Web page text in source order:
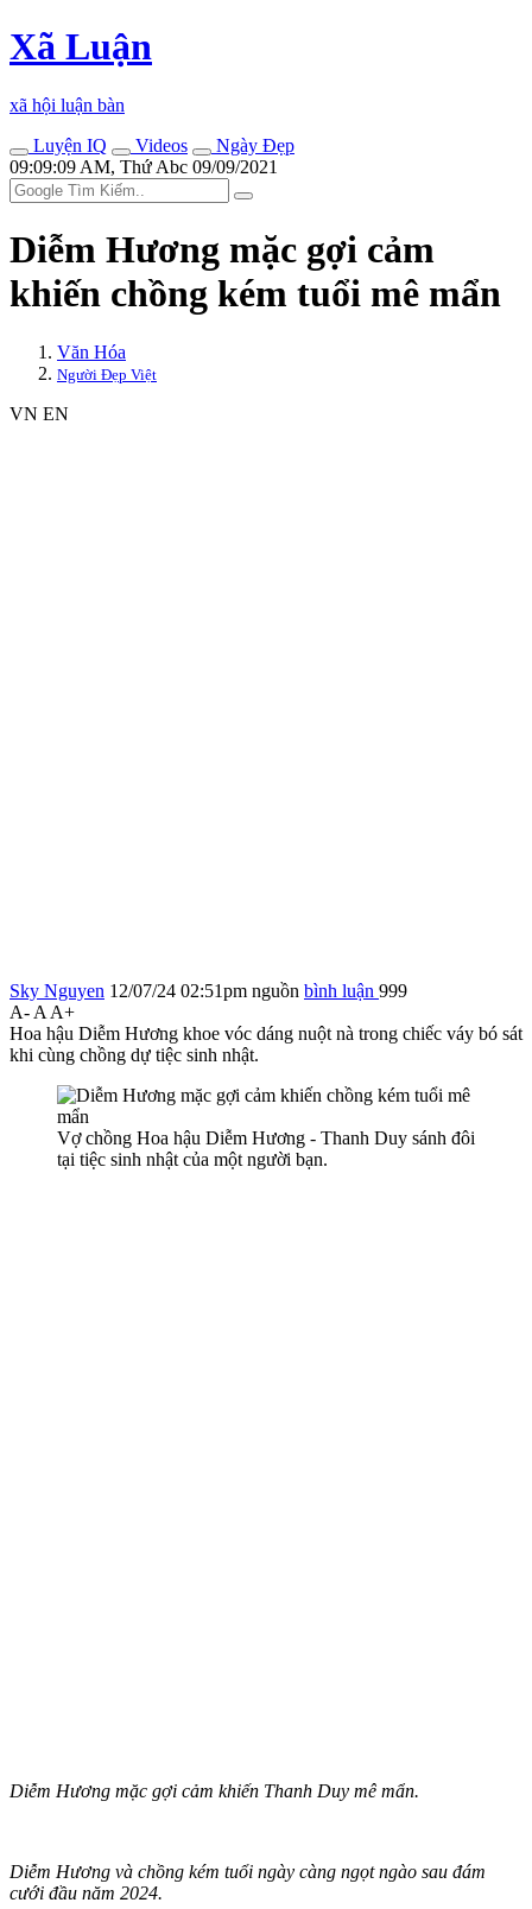
Xã Luận
xã hội luận bàn
Luyện IQ
Videos
Ngày Đẹp
09:09:09 AM, Thứ Abc 09/09/2021
Diễm Hương mặc gợi cảm
khiến chồng kém tuổi mê mẩn
Văn Hóa
Người Đẹp Việt
VN EN
Sky Nguyen 12/07/24 02:51pm nguồn bình luận 999
A- A A+
Hoa hậu Diễm Hương khoe vóc dáng nuột nà trong chiếc váy bó sát
khi cùng chồng dự tiệc sinh nhật.
Vợ chồng Hoa hậu Diễm Hương - Thanh Duy sánh đôi
tại tiệc sinh nhật của một người bạn.
Diễm Hương mặc gợi cảm khiến Thanh Duy mê mẩn.
Diễm Hương và chồng kém tuổi ngày càng ngọt ngào sau đám
cưới đầu năm 2024.